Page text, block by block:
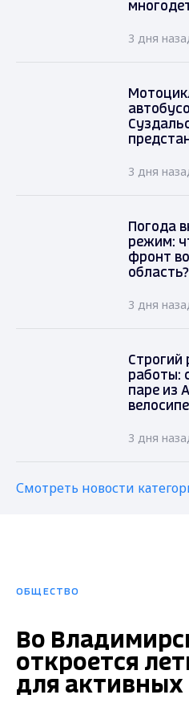
3 дня
3 дня
Погода
режим:
фронт
область?
3 дня
Строгий
работы:
паре из
3 дня
Смотреть новости
ОБЩЕСТВО
Во
откроется
для активных